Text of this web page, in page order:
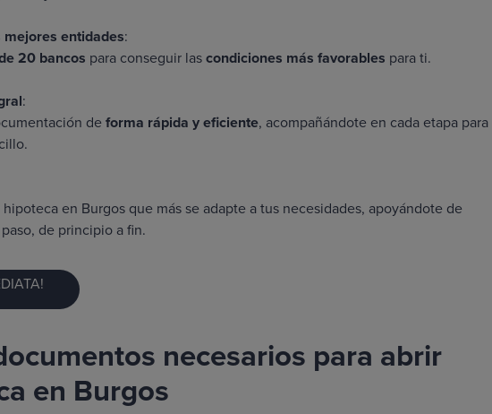
entidades:
20 bancos para conseguir lascondiciones más favorables para ti.
:
de forma rápida y eficiente, acompañándote en cada etapa para
en Burgos que más se adapte a tus necesidades, apoyándote de
de principio a fin.
necesarios para abrir
en Burgos